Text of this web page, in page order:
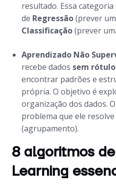
resultado. Essa
de Regressão(prever
Classificação(prever
Aprendizado Não
recebe dados sem
encontrar padrões e
própria. O objetivo é
organização dos dados.
problema que ele resolve
(agrupamento).
8 algoritmos
Learning